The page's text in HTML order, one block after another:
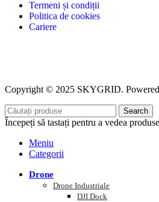
Termeni și condiții
Politica de cookies
Cariere
Copyright © 2025 SKYGRID.
Search
Începeți să tastați pentru a vedea
Meniu
Categorii
Drone
Drone Industriale
DJI Dock